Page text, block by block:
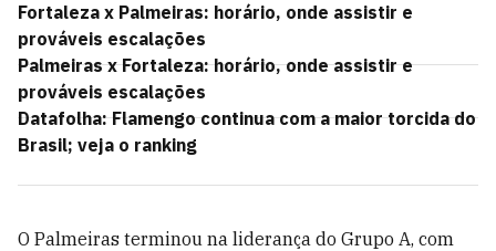
Fortaleza x Palmeiras: horário, onde assistir e
prováveis escalações
Palmeiras x Fortaleza: horário, onde assistir e
prováveis escalações
Datafolha: Flamengo continua com a maior torcida do
Brasil; veja o ranking
O Palmeiras terminou na liderança do Grupo A, com